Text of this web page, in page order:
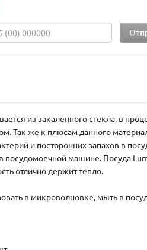
из закаленного стекла, в
Так же к плюсам данного
и посторонних запахов в
машине. Посуда
отлично держит тепло.
в микроволновке, мыть в